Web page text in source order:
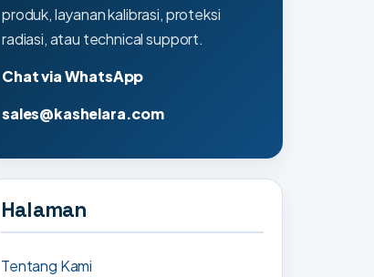
produk, layanan kalibrasi, proteksi
radiasi, atau technical support.
Chat via WhatsApp
sales@kashelara.com
Halaman
Tentang Kami